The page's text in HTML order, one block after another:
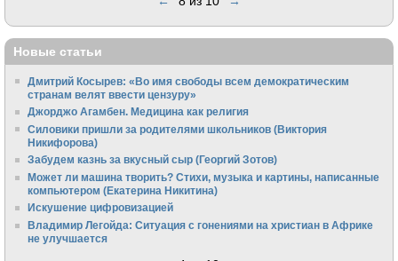
Новые статьи
Дмитрий Косырев: «Во имя свободы всем демократическим
странам велят ввести цензуру»
Джорджо Агамбен. Медицина как религия
Силовики пришли за родителями школьников (Виктория
Никифорова)
Забудем казнь за вкусный сыр (Георгий Зотов)
Может ли машина творить? Стихи, музыка и картины, написанные
компьютером (Екатерина Никитина)
Искушение цифровизацией
Владимир Легойда: Ситуация с гонениями на христиан в Африке
не улучшается